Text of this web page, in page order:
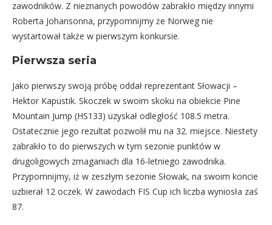
zawodników. Z nieznanych powodów zabrakło między innymi
Roberta Johansonna, przypomnijmy że Norweg nie
wystartował także w pierwszym konkursie.
Pierwsza seria
Jako pierwszy swoją próbę oddał reprezentant Słowacji –
Hektor Kapustik. Skoczek w swoim skoku na obiekcie Pine
Mountain Jump (HS133) uzyskał odległość 108.5 metra.
Ostatecznie jego rezultat pozwolił mu na 32. miejsce. Niestety
zabrakło to do pierwszych w tym sezonie punktów w
drugoligowych zmaganiach dla 16-letniego zawodnika.
Przypomnijmy, iż w zeszłym sezonie Słowak, na swoim koncie
uzbierał 12 oczek. W zawodach FIS Cup ich liczba wyniosła zaś
87.